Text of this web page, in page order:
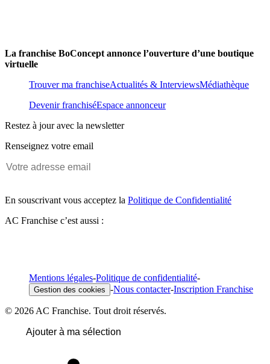
La franchise BoConcept annonce l’ouverture d’une boutique
virtuelle
Trouver ma franchiseActualités & InterviewsMédiathèque
Devenir franchiséEspace annonceur
Restez à jour avec la newsletter
Renseignez votre email
En souscrivant vous acceptez la Politique de Confidentialité
AC Franchise c’est aussi :
Mentions légales-Politique de confidentialité-
Gestion des cookies -Nous contacter-Inscription Franchise
© 2026 AC Franchise. Tout droit réservés.
Ajouter à ma sélection